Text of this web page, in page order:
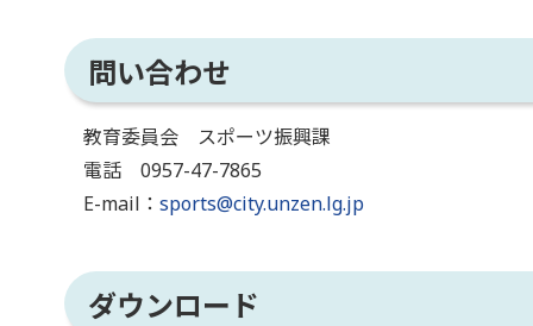
問い合わせ
教育委員会 スポーツ振興課
電話 0957-47-7865
E-mail： sports@city.unzen.lg.jp
ダウンロード